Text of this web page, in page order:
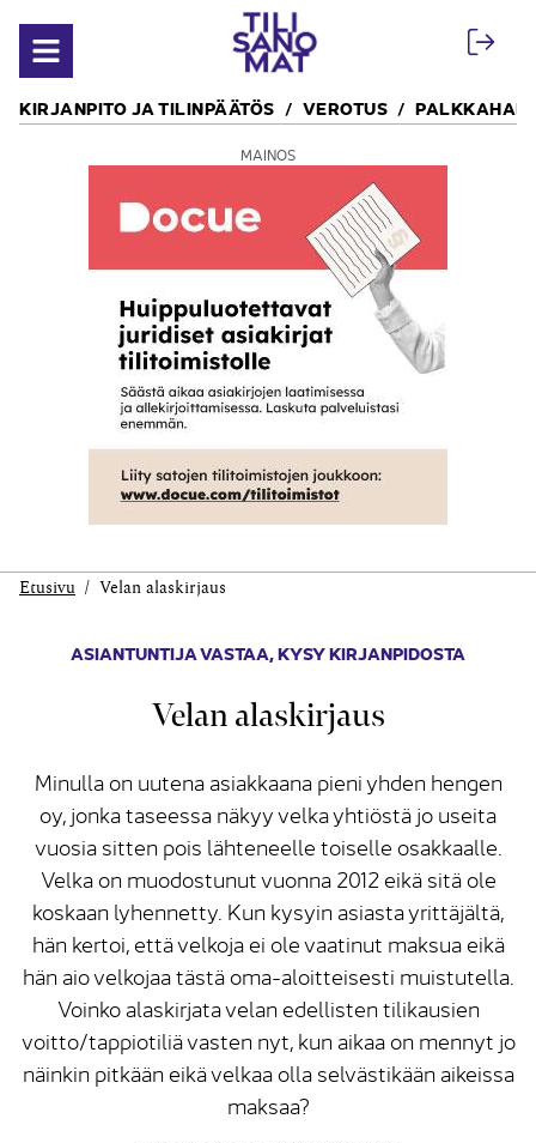
Avaa valikko
KIRJANPITO JA TILINPÄÄTÖS VEROTUS
MAINOS
Etusivu Velan alaskirjaus
ASIANTUNTIJA VASTAA,KYSY KIRJANPIDOSTA
Velan alaskirjaus
Minulla on uutena asiakkaana pieni yhden hengen
oy, jonka taseessa näkyy velka yhtiöstä jo useita
vuosia sitten pois lähteneelle toiselle osakkaalle.
Velka on muodostunut vuonna 2012 eikä sitä ole
koskaan lyhennetty. Kun kysyin asiasta yrittäjältä,
hän kertoi, että velkoja ei ole vaatinut maksua eikä
hän aio velkojaa tästä oma-aloitteisesti muistutella.
Voinko alaskirjata velan edellisten tilikausien
voitto/tappiotiliä vasten nyt, kun aikaa on mennyt jo
näinkin pitkään eikä velkaa olla selvästikään aikeissa
maksaa?